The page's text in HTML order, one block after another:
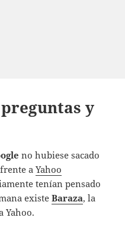
y
no hubiese sacado
aYahoo
tenían pensado
existeBaraza, la
Yahoo.